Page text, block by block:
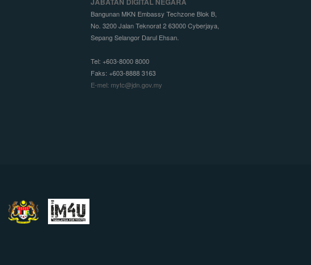
Bangunan MKN Embassy Techzone Blok B,
No. 3200 Jalan Teknorat 2 63000 Cyberjaya,
Sepang Selangor Darul Ehsan.
Tel: +603-8000 8000
Faks: +603-8888 3163
E-mel: mytc@jdn.gov.my